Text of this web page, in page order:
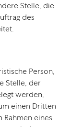
Stelle, die
des
Person,
Stelle, der
werden,
einen Dritten
eines